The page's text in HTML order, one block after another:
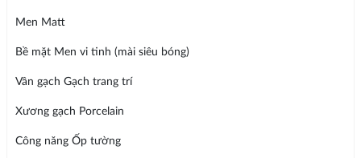
Men Matt
Bề mặt Men vi tinh (mài siêu bóng)
Vân gạch Gạch trang trí
Xương gạch Porcelain
Công năng Ốp tường